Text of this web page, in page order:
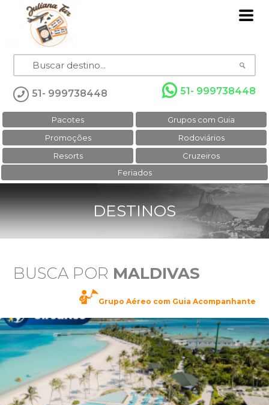
51- 999738448 51- 999738448
Pacotes
Grupos com Guia
Promoções
Rodoviários
Resorts
Cruzeiros
Feriados
DESTINOS
BUSCA POR MALDIVAS
Grupo Aéreo com Guia Acompanhante